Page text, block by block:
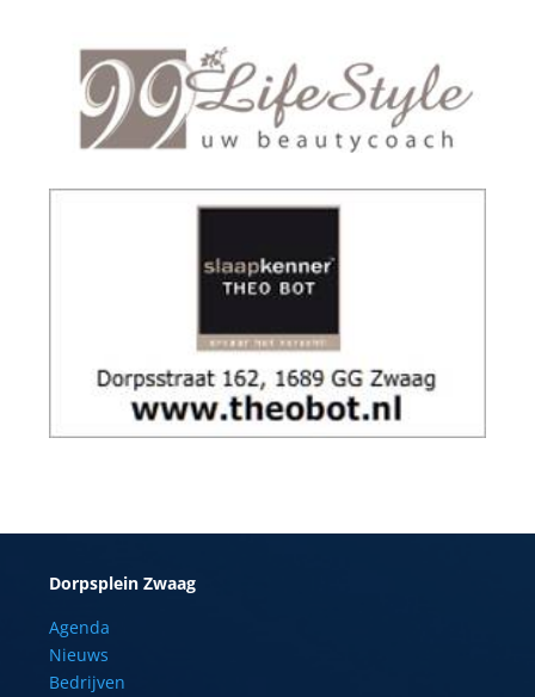
Dorpsplein Zwaag
Agenda
Nieuws
Bedrijven